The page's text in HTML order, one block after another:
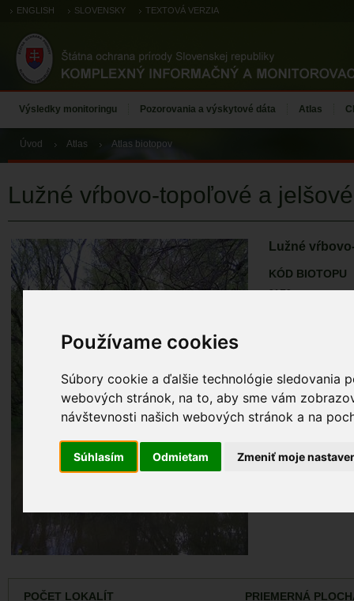
Používame cookies
Súbory cookie a ďalšie technológie sledovania
webových stránok, na to, aby sme vám
návštevnosti našich webových stránok a na
Súhlasím Odmietam Zmeniť moje
ENGLISH SLOVENSKY TEXTOVÁ VERZIA
Výsledky monitoringu Pozorovania a výskytové dáta Atlas
Úvod Atlas Atlas biotopov
Lužné vŕbovo-topoľové a
Lužné
KÓD BIOTOPU
91E0
Atlas biotopov
ZÁZNAMY
Záznamy
POČET LOKALÍT PRIEMERNÁ